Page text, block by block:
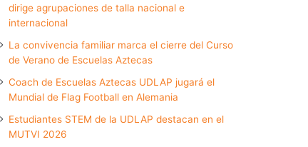
dirige agrupaciones de talla nacional e
internacional
La convivencia familiar marca el cierre del Curso
de Verano de Escuelas Aztecas
Coach de Escuelas Aztecas UDLAP jugará el
Mundial de Flag Football en Alemania
Estudiantes STEM de la UDLAP destacan en el
MUTVI 2026